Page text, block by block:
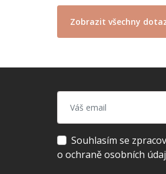
Zobrazit všechny
Souhlasím se
o ochraně osobních